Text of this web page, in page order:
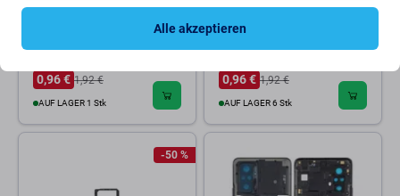
Note 10 Pro, Mi 10, Mi 10 Pro,
Redmi Note 10, Redmi Note 10
0,96 € 1,92 €
AUF LAGER 1 Stk
Kopfhörer Hörmuschel
0,96 € 1,92 €
AUF LAGER 6 Stk
-50 %
Alle akzeptieren